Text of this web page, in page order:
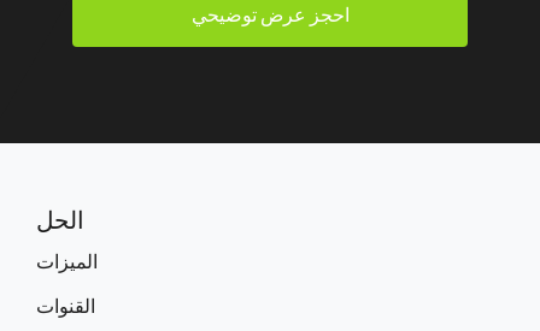
احجز عرض توضيحي
الحل
الميزات
القنوات